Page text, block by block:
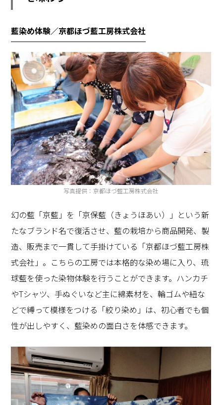
藍染め体験／京都ほづ藍工房株式会社
写真提供：京都ほづ藍工房株式会社
幻の藍「京藍」を「京保藍（きょうほあい）」という新
たなブランド名で復活させ、藍の栽培から商品開発、製
造、販売まで一貫して手掛けている「京都ほづ藍工房株
式会社」。こちらの工房では本格的な染め場に入り、琉
球藍を使った染物体験を行うことができます。ハンカチ
やTシャツ、手ぬぐいなど主に綿素材を、輪ゴムや紐な
どで縛って模様をつける「絞り染め」は、初心者でも個
性が出しやすく、藍染めの面白さを体感できます。